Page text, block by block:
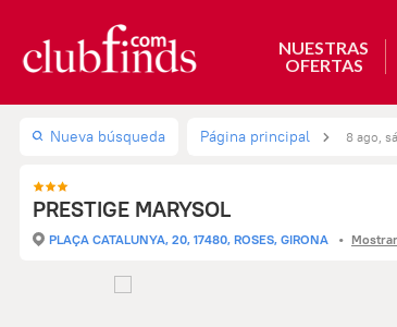
NUESTRAS
OFERTAS
Nueva búsqueda Página principal 8 ago,
PRESTIGE MARYSOL
PLAÇA CATALUNYA, 20, 17480, ROSES, GIRONA